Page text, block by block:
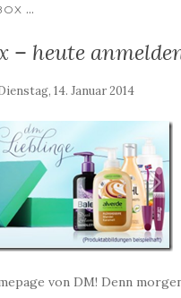
...
– heute
14. Januar 2014
von DM! Denn